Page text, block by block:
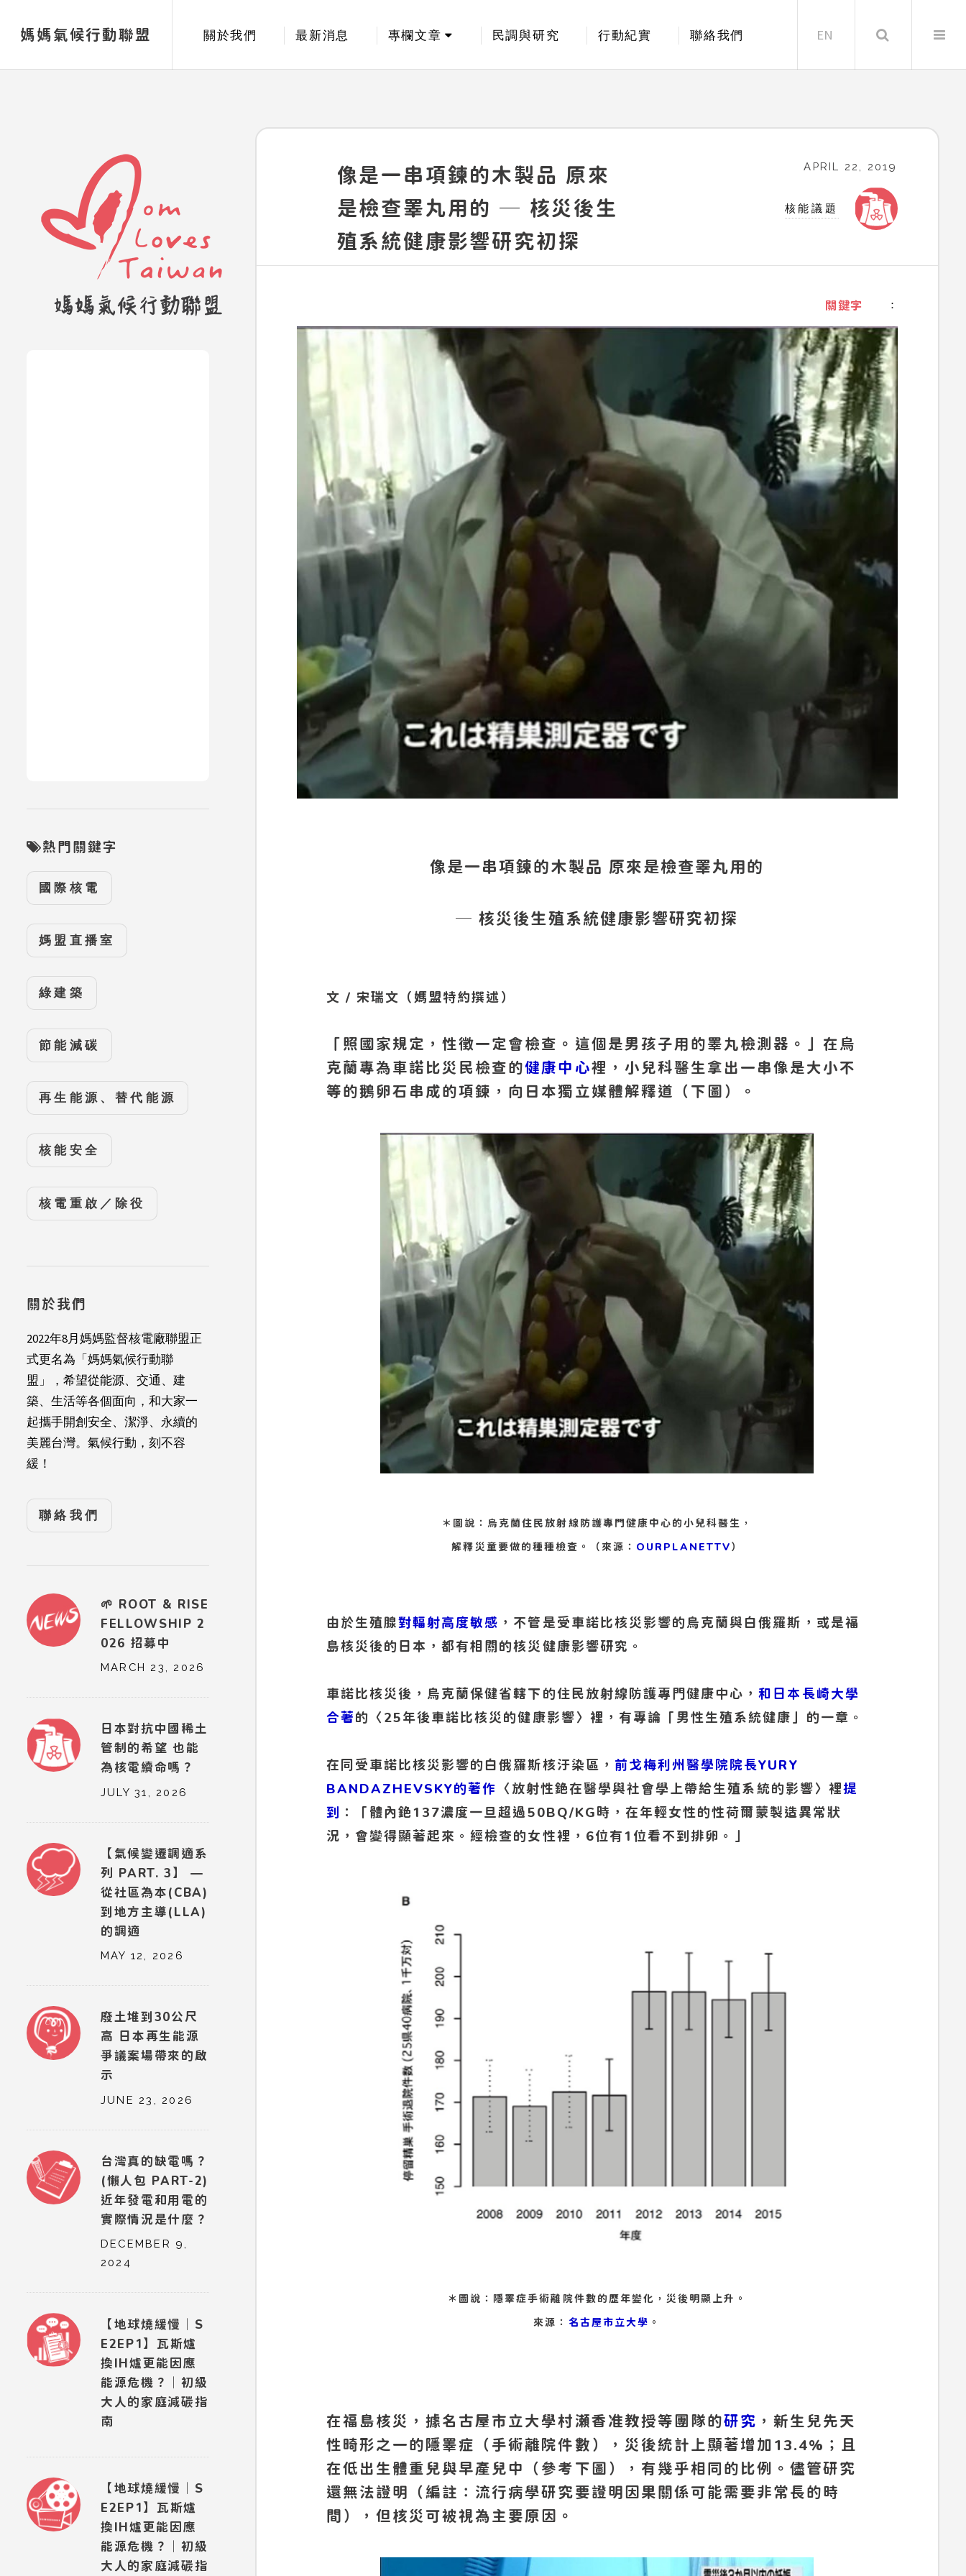
媽媽氣候行動聯盟 關於我們 最新消息 專欄文章 民調與研究 行動紀實 聯絡我們 EN Search
像是一串項鍊的木製品 原來
是檢查睪丸用的 ─ 核災後生
殖系統健康影響研究初探
APRIL 22, 2019
核能議題
關鍵字 ：
像是一串項鍊的木製品 原來是檢查睪丸用的
─ 核災後生殖系統健康影響研究初探
文 / 宋瑞文（媽盟特約撰述）
「照國家規定，性徵一定會檢查。這個是男孩子用的睪丸檢測器。」在烏
克蘭專為車諾比災民檢查的健康中心裡，小兒科醫生拿出一串像是大小不
等的鵝卵石串成的項鍊，向日本獨立媒體解釋道（下圖）。
＊圖說：烏克蘭住民放射線防護專門健康中心的小兒科醫生，
解釋災童要做的種種檢查。（來源： OURPLANETTV）
由於生殖腺對輻射高度敏感 ，不管是受車諾比核災影響的烏克蘭與白俄羅斯，或是福
島核災後的日本，都有相關的核災健康影響研究。
車諾比核災後，烏克蘭保健省轄下的住民放射線防護專門健康中心，和日本長崎大學
合著的〈25年後車諾比核災的健康影響〉裡，有專論「男性生殖系統健康」的一章。
在同受車諾比核災影響的白俄羅斯核汙染區， 前戈梅利州醫學院院長YURY
BANDAZHEVSKY的著作 〈放射性銫在醫學與社會學上帶給生殖系統的影響〉裡提
到
：「體內銫137濃度一旦超過50BQ/KG時，在年輕女性的性荷爾蒙製造異常狀
況，會變得顯著起來。經檢查的女性裡，6位有1位看不到排卵。」
＊圖說：隱睪症手術離院件數的歷年變化，災後明顯上升。
來源： 名古屋市立大學 。
在福島核災，據名古屋市立大學村瀬香准教授等團隊的研究 ，新生兒先天
性畸形之一的隱睪症（手術離院件數），災後統計上顯著增加13.4%；且
在低出生體重兒與早產兒中（參考下圖），有幾乎相同的比例。儘管研究
還無法證明（編註：流行病學研究要證明因果關係可能需要非常長的時
間），但核災可被視為主要原因。
熱門關鍵字
國際核電
媽盟直播室
綠建築
節能減碳
再生能源、替代能源
核能安全
核電重啟／除役
關於我們
2022年8月媽媽監督核電廠聯盟正
式更名為「媽媽氣候行動聯
盟」，希望從能源、交通、建
築、生活等各個面向，和大家一
起攜手開創安全、潔淨、永續的
美麗台灣。氣候行動，刻不容
緩！
聯絡我們
🌱 ROOT & RISE
FELLOWSHIP 2
026 招募中
MARCH 23, 2026
日本對抗中國稀土
管制的希望 也能
為核電續命嗎？
JULY 31, 2026
【氣候變遷調適系
列 PART. 3】 —
從社區為本(CBA)
到地方主導(LLA)
的調適
MAY 12, 2026
廢土堆到30公尺
高 日本再生能源
爭議案場帶來的啟
示
JUNE 23, 2026
台灣真的缺電嗎？
(懶人包 PART-2)
近年發電和用電的
實際情況是什麼？
DECEMBER 9,
2024
【地球燒緩慢｜S
E2EP1】瓦斯爐
換IH爐更能因應
能源危機？｜初級
大人的家庭減碳指
南
【地球燒緩慢｜S
E2EP1】瓦斯爐
換IH爐更能因應
能源危機？｜初級
大人的家庭減碳指